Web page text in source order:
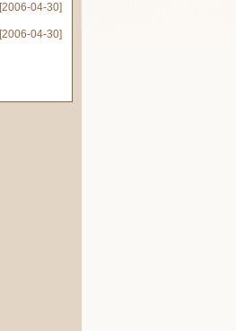
[2006-04-30]
[2006-04-30]